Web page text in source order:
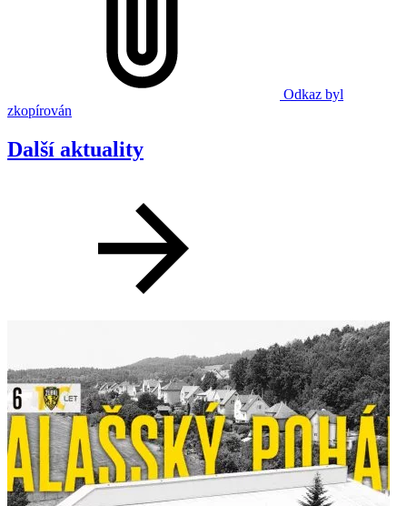
Odkaz byl
zkopírován
Další aktuality